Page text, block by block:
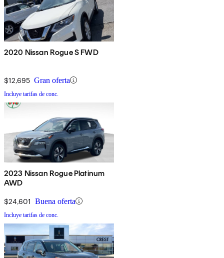
2020 Nissan Rogue S FWD
$12,695 Gran oferta
Incluye tarifas de conc.
2023 Nissan Rogue Platinum
AWD
$24,601 Buena oferta
Incluye tarifas de conc.